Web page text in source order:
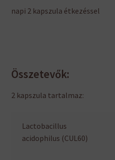
napi 2 kapszula étkezéssel
Összetevők:
2 kapszula tartalmaz:
Lactobacillus
acidophilus (CUL60)